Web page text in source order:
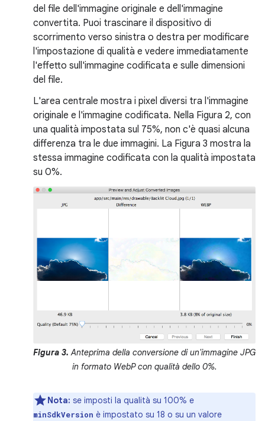
del file dell'immagine originale e dell'immagine
convertita. Puoi trascinare il dispositivo di
scorrimento verso sinistra o destra per modificare
l'impostazione di qualità e vedere immediatamente
l'effetto sull'immagine codificata e sulle dimensioni
del file.
L'area centrale mostra i pixel diversi tra l'immagine
originale e l'immagine codificata. Nella Figura 2, con
una qualità impostata sul 75%, non c'è quasi alcuna
differenza tra le due immagini. La Figura 3 mostra la
stessa immagine codificata con la qualità impostata
su 0%.
Figura 3. Anteprima della conversione di un'immagine JPG
in formato WebP con qualità dello 0%.
Nota: se imposti la qualità su 100% e
minSdkVersion è impostato su 18 o su un valore